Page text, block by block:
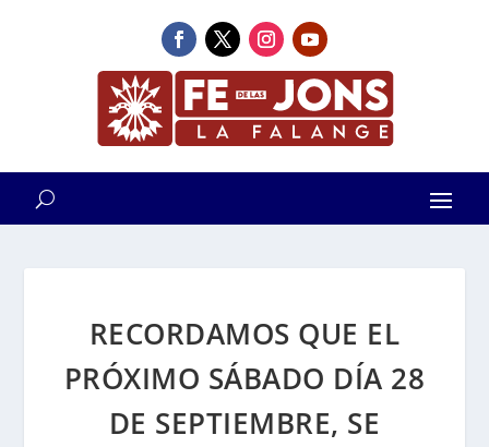
RECORDAMOS QUE EL
PRÓXIMO SÁBADO DÍA 28
DE SEPTIEMBRE, SE